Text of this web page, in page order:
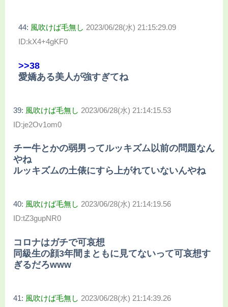
44: 風吹けば毛無し 2023/06/28(水) 21:15:29.09
ID:kX4+4gKF0
>>38
愛嬌ある美人が強すぎてね
39: 風吹けば毛無し 2023/06/28(水) 21:14:15.53
ID:je2Ov1om0
チー牛とかの弱男ってルッキズム以前の問題なん
やね
ルッキズムの土俵にすら上がれていないんやね
40: 風吹けば毛無し 2023/06/28(水) 21:14:19.56
ID:tZ3gupNR0
コロナはガチで可哀想
同級生の顔3年間まともに見てないって可哀想す
ぎるだろwww
41: 風吹けば毛無し 2023/06/28(水) 21:14:39.26